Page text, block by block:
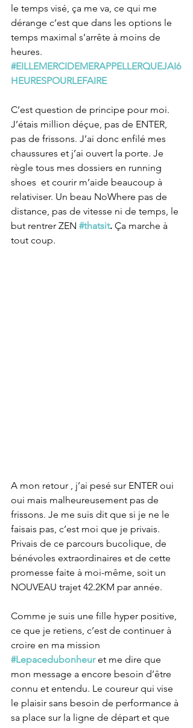
le temps visé, ça me va, ce qui me
dérange c’est que dans les options le
temps maximal s’arrête à moins de
heures.
#EILLEMERCIDEMERAPPELLERQUEJAI6
HEURESPOURLEFAIRE
C’est question de principe pour moi.
J’étais million déçue, pas de ENTER,
pas de frissons. J’ai donc enfilé mes
chaussures et j’ai ouvert la porte. Je
règle tous mes dossiers en running
shoes  et courir m’aide beaucoup à
relativiser. Un beau NoWhere pas de
distance, pas de vitesse ni de temps, le
but rentrer ZEN #thatsit. Ça marche à
tout coup.
A mon retour , j’ai pesé sur ENTER oui
oui mais malheureusement pas de
frissons. Je me suis dit que si je ne le
faisais pas, c’est moi que je privais.
Privais de ce parcours bucolique, de
bénévoles extraordinaires et de cette
promesse faite à moi-même, soit un
NOUVEAU trajet 42.2KM par année.
Comme je suis une fille hyper positive,
ce que je retiens, c’est de continuer à
croire en ma mission
#Lepacedubonheur et me dire que
mon message a encore besoin d’être
connu et entendu. Le coureur qui vise
le plaisir sans besoin de performance à
sa place sur la ligne de départ et que